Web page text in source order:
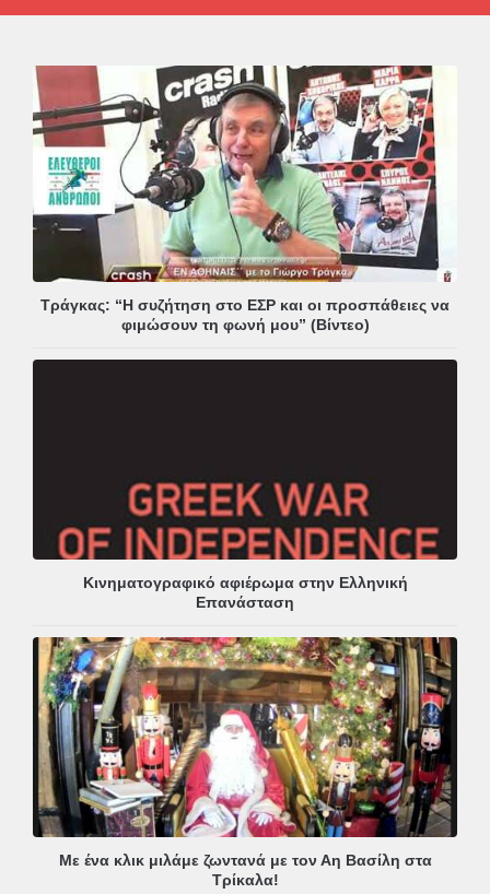
Τράγκας: “Η συζήτηση στο ΕΣΡ και οι προσπάθειες να
φιμώσουν τη φωνή μου” (Βίντεο)
Κινηματογραφικό αφιέρωμα στην Ελληνική
Επανάσταση
Με ένα κλικ μιλάμε ζωντανά με τον Αη Βασίλη στα
Τρίκαλα!